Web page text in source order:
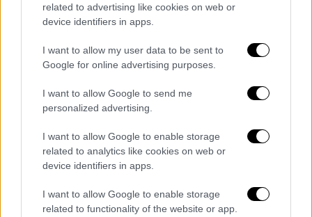
related to advertising like cookies on web or
device identifiers in apps.
I want to allow my user data to be sent to
Google for online advertising purposes.
I want to allow Google to send me
personalized advertising.
I want to allow Google to enable storage
related to analytics like cookies on web or
device identifiers in apps.
I want to allow Google to enable storage
related to functionality of the website or app.
Πίσω, ωστόσο, από την επίφαση της
παρακμής και της φυγής, για τον Καββαδία
υπάρχει ο άνθρωπος, η μεγάλη περιπέτεια
της ύπαρξης. Και εδώ, ακριβώς, είναι που
πρωτοτύπησε: Κατάφερε να σκιαγραφήσει
-με αδρές γραμμές- μοναχικές ανθρώπινες
απομόνωσης, μελαγχολίας, παροξυσμού και
-εν τέλει- ενός πάθους έξω από τα όρια του
πολιτισμού, εκεί που κυριαρχούν οι φυσικές
δυνάμεις και τα ένστικτα.